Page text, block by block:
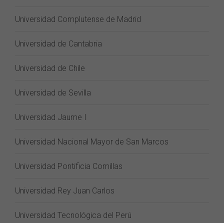
Universidad Complutense de Madrid
Universidad de Cantabria
Universidad de Chile
Universidad de Sevilla
Universidad Jaume I
Universidad Nacional Mayor de San Marcos
Universidad Pontificia Comillas
Universidad Rey Juan Carlos
Universidad Tecnológica del Perú